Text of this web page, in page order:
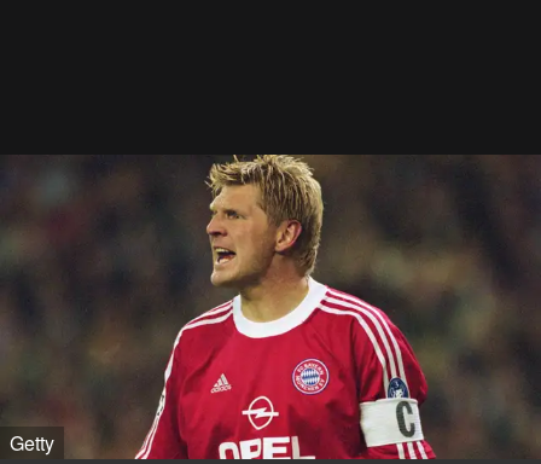
Getty